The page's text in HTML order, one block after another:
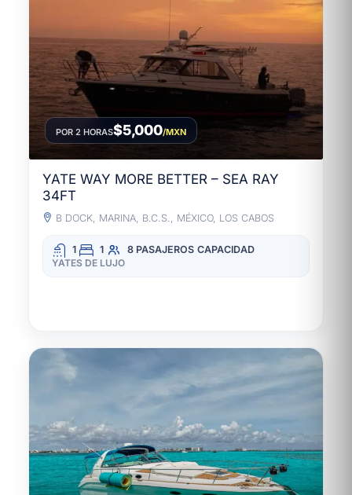
POR 2 HORAS$5,000/MXN
YATE WAY MORE BETTER – SEA RAY
34FT
B DOCK, MARINA, B.C.S., MÉXICO, LOS CABOS
1 1 8 PASAJEROS CAPACIDAD
YATES DE LUJO